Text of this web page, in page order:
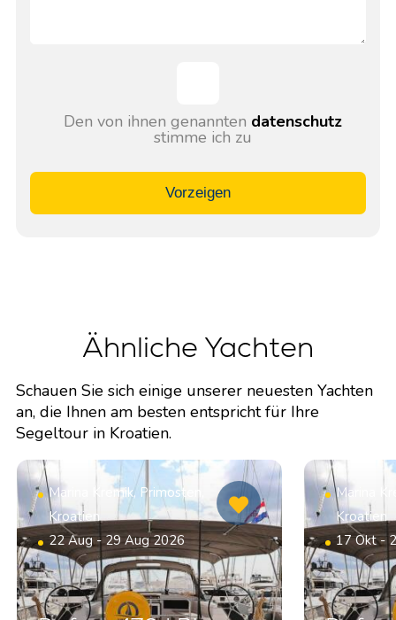
Den von ihnen genannten datenschutz
stimme ich zu
Vorzeigen
Ähnliche Yachten
Schauen Sie sich einige unserer neuesten Yachten
an, die Ihnen am besten entspricht für Ihre
Segeltour in Kroatien.
Marina Kremik, Primosten,
Kroatien
22 Aug - 29 Aug 2026
Marina
Kroatien
17 Okt -